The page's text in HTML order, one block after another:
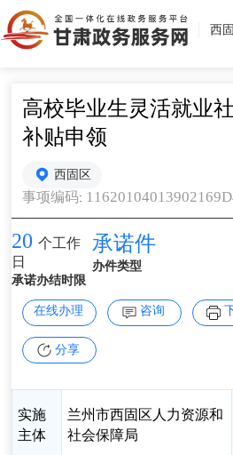
西
高校毕业生灵活就业
补贴申领
西固区
事项编码:
20 个工作
日
承诺办结时限
承诺件
办件类型
在线办理 咨询
分享
实施
主体
兰州市西固区人力资源和
社会保障局